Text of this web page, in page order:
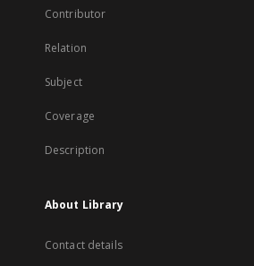
Contributor
Relation
Subject
Coverage
Description
About Library
Contact details